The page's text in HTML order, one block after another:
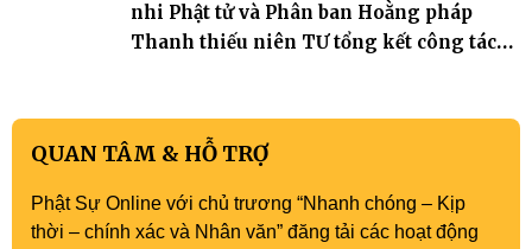
nhi Phật tử và Phân ban Hoằng pháp
Thanh thiếu niên TƯ tổng kết công tác
QUAN TÂM & HỖ TRỢ
Phật Sự Online với chủ trương “Nhanh chóng – Kịp
thời – chính xác và Nhân văn” đăng tải các hoạt động